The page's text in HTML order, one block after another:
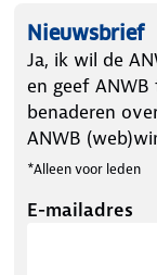
Nieuwsbrief
Ja, ik wil de
en geef
benaderen
ANWB
*Alleen voor leden
E-mailadres